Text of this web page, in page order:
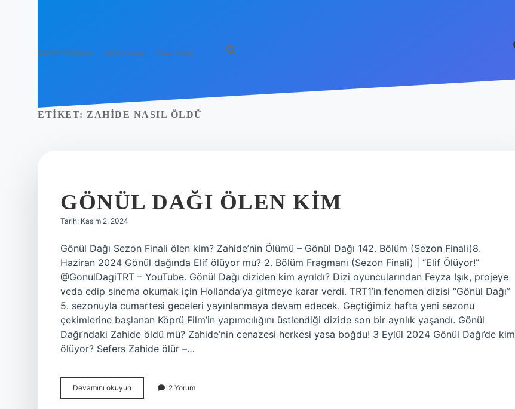
Gizlilik Politikası Hakkımızda Yasal Uyarı
ETIKET: ZAHIDE NASIL ÖLDÜ
GÖNÜL DAĞI ÖLEN KIM
Tarih: Kasım 2, 2024
Gönül Dağı Sezon Finali ölen kim? Zahide’nin Ölümü – Gönül Dağı 142. Bölüm (Sezon Finali)8.
Haziran 2024 Gönül dağında Elif ölüyor mu? 2. Bölüm Fragmanı (Sezon Finali) | “Elif Ölüyor!”
@GonulDagiTRT – YouTube. Gönül Dağı diziden kim ayrıldı? Dizi oyuncularından Feyza Işık, projeye
veda edip sinema okumak için Hollanda’ya gitmeye karar verdi. TRT1’in fenomen dizisi “Gönül Dağı”
5. sezonuyla cumartesi geceleri yayınlanmaya devam edecek. Geçtiğimiz hafta yeni sezonu
çekimlerine başlanan Köprü Film’in yapımcılığını üstlendiği dizide son bir ayrılık yaşandı. Gönül
Dağı’ndaki Zahide öldü mü? Zahide’nin cenazesi herkesi yasa boğdu! 3 Eylül 2024 Gönül Dağı’de kim
ölüyor? Sefers Zahide ölür –…
Devamını okuyun
Dağı
2 Yorum